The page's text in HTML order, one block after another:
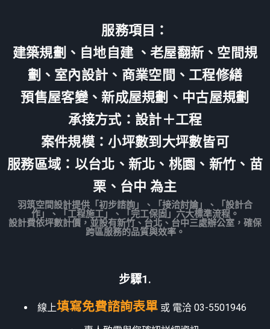
服務項目：
建築規劃、自地自建 、老屋翻新、空間規
劃、室內設計、商業空間、工程修繕
預售屋客變、新成屋規劃、中古屋規劃
承接方式：設計＋工程
案件規模：小坪數到大坪數皆可
服務區域：以台北、新北、桃園、 新竹、 苗
栗、台中 為主
羽筑空間設計提供「初步諮詢」、「接洽討論」、「設計合
作」、「工程施工」、「完工保固」六大標準流程。
設計費依坪數計價，並設有新竹、台北、台中三處辦公室，確保
跨區服務的品質與效率。
步驟1.
線上填寫免費諮詢表單或 電洽 03-5501946